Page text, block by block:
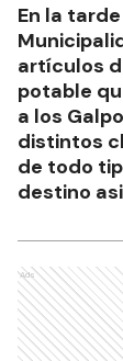
En la
artículos
potable
a los
distintos
de todo
destino
Ads